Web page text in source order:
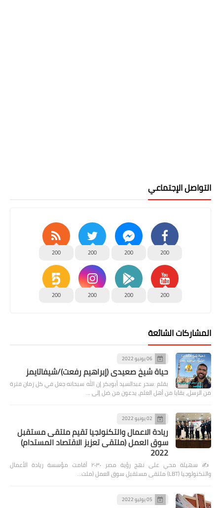
التواصل الإجتماعي
200
200
200
200
200
200
200
200
المشاركات الشائعة
06 يونيو 2022
حياة شيخ صعيدى (إبراهيم رفعت)/شيفاتايمز
بقلم :سحر عبدالسيد أبوبكر إن الله سبحانه جعل في كل زمان فترة
من الرسل، بقايا من أهل العلم، يدعون من ضل إلى …
02 يونيو 2022
ريادة الاعمال والتكنولجيا تقيم ملتقى مستقبل
سوق العمل (ملتقى تعزيز الاقتصاد المستدام)
2022
✍️ سهيلة محي على نهج رؤية مصر ٢٠٣٠ أقامت مؤسسة ريادة الأعمال
والتكنولوجيا (LBT) ملتقى مستقبل سوق العمل (ملت…
05 يوليو 2022